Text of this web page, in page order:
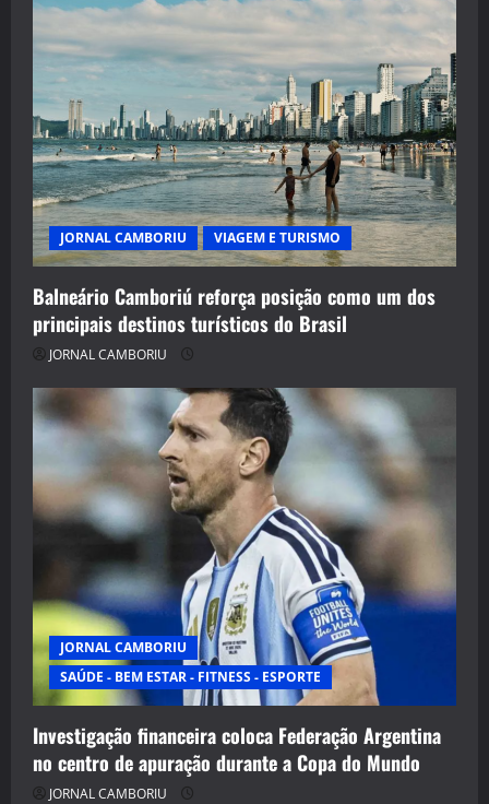
JORNAL CAMBORIU VIAGEM E TURISMO
Balneário Camboriú reforça posição como um dos
principais destinos turísticos do Brasil
JORNAL CAMBORIU
JORNAL CAMBORIU
SAÚDE - BEM ESTAR - FITNESS - ESPORTE
Investigação financeira coloca Federação Argentina
no centro de apuração durante a Copa do Mundo
JORNAL CAMBORIU